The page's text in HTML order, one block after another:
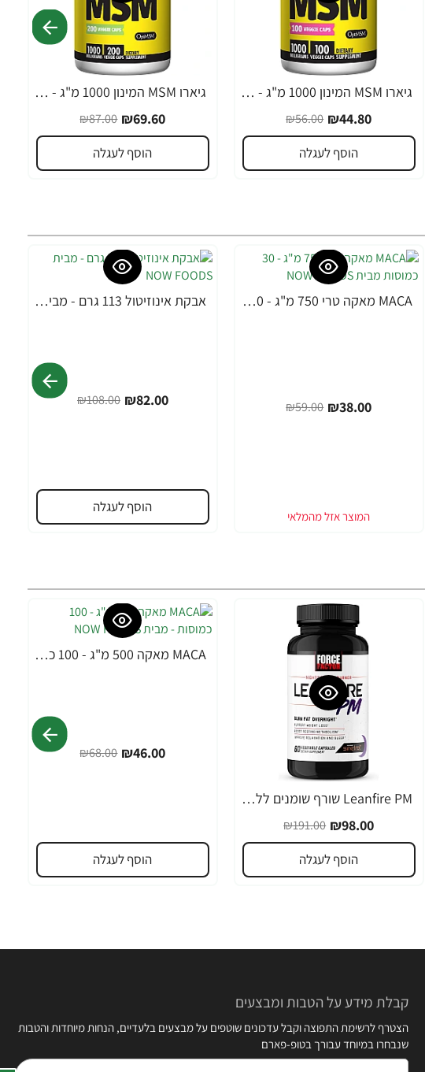
-20%
גיארו MSM המינון 1000 מ"ג - 100 כמוסות - מבית Jarrow Formulas
₪44.80
₪56.00
הוסף לעגלה
-20%
גיארו MSM המינון 1000 מ"ג - 200 כמוסות - מבית Jarrow Formulas
₪69.60
₪87.00
הוסף לעגלה
-36% MACA מאקה טרי 750 מ"ג - 30 כמוסות מבית NOW FOODS
₪38.00
₪59.00
-24% אבקת אינוזיטול 113 גרם - מבית NOW FOODS
₪82.00
₪108.00
הוסף לעגלה
-49%
Leanfire PM שורף שומנים ללילה 60 כמוסות צמחיות - מבית Force Factor
₪98.00
₪191.00
הוסף לעגלה
-32% MACA מאקה 500 מ"ג - 100 כמוסות - מבית NOW FOODS
₪46.00
₪68.00
הוסף לעגלה
קבלת מידע על הטבות ומבצעים
הצטרף לרשימת התפוצה וקבל עדכונים שוטפים על מבצעים בלעדיים, הנחות מיוחדות והטבות
שנבחרו במיוחד עבורך בטופ-פארם